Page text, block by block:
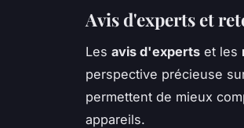
Avis d'experts et
Les avis d'experts et les
perspective précieuse
permettent de mieux
appareils.